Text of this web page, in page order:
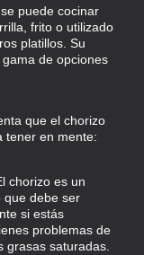
puede cocinar
frito o utilizado
platillos. Su
de opciones
que el chorizo
tener en mente:
chorizo es un
que debe ser
si estás
problemas de
grasas saturadas.